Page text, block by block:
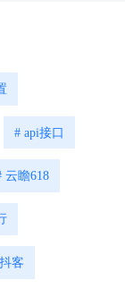
# api接口
云瞻618
客